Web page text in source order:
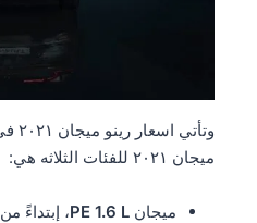
ميجان ٢٠٢١ للفئات الثلاثه هي:
ميجان PE 1.6 L، إبتداءً من